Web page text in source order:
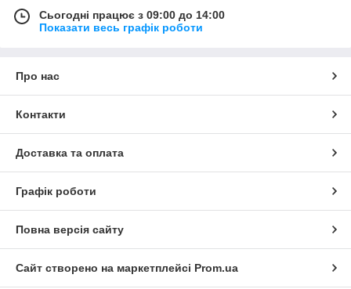
Сьогодні працює з 09:00 до 14:00
Показати весь графік роботи
Про нас
Контакти
Доставка та оплата
Графік роботи
Повна версія сайту
Сайт створено на маркетплейсі Prom.ua